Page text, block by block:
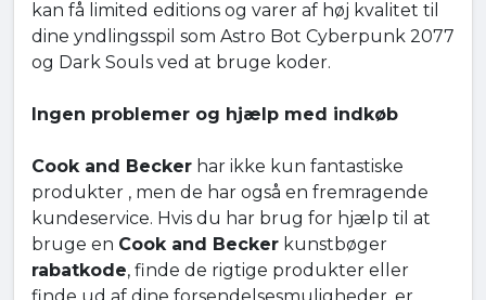
kan få limited editions og varer af høj kvalitet til
dine yndlingsspil som Astro Bot Cyberpunk 2077
og Dark Souls ved at bruge koder.
Ingen problemer og hjælp med indkøb
Cook and Becker har ikke kun fantastiske
produkter , men de har også en fremragende
kundeservice. Hvis du har brug for hjælp til at
bruge en Cook and Becker kunstbøger
rabatkode, finde de rigtige produkter eller